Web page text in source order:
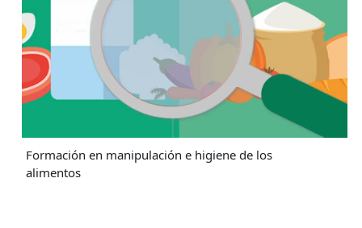
Formación en manipulación e higiene de los
alimentos